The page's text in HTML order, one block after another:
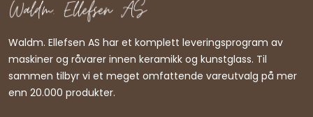
Waldm. Ellefsen AS har et komplett leveringsprogram av
maskiner og råvarer innen keramikk og kunstglass. Til
sammen tilbyr vi et meget omfattende vareutvalg på mer
enn 20.000 produkter.